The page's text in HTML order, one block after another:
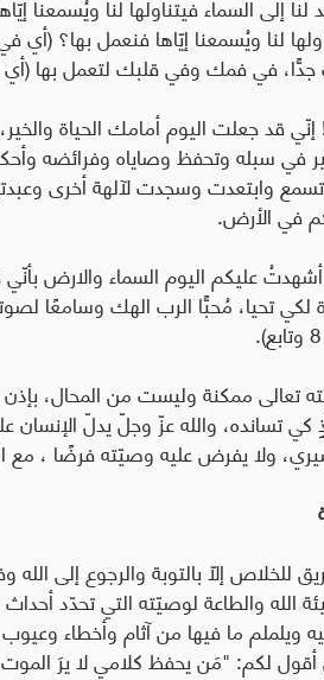
لنا ويُسمعنا إيّاها فنعمل بها؟ (أي
في فمك وفي قلبك لتعمل بها
إنّي قد جعلت اليوم أمامك الحياة
في سبله وتحفظ وصاياه وفرائضه
وابتعدت وسجدت لآلهة أخرى
في الأرض.
عليكم اليوم السماء والارض
لكي تحيا، مُحبًّا الرب الهك وسامعًا
تعالى ممكنة وليست من المحال، بإذن
كي تسانده، والله عزّ وجلّ يدلّ الإنسان
ولا يفرض عليه وصيّته فرضًا ، مع
للخلاص إلاّ بالتوبة والرجوع إلى
الله والطاعة لوصيّته التي تحدّد
لكم: "مَن يحفظ كلامي لا يرَ الموت أبدًا"